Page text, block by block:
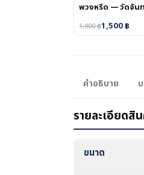
พวงหรีด — วัดจัน
1,800฿1,500 ฿
คำอธิบาย
รายละเอียดสิ
ขนาด